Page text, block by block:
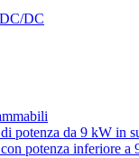
DC
potenza da 9 kW in
potenza inferiore a